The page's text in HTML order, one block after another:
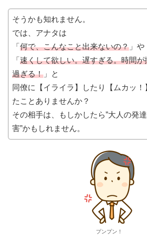
そうかも知れません。
では、アナタは
「 何で、こんなこと出来ないの？ 」や
「 速くして欲しい。遅すぎる。時間が
過ぎる！ 」と
同僚に【イライラ】したり【ムカッ！
たことありませんか？
その相手は、もしかしたら”大人の発
害”かもしれません。
プンプン！